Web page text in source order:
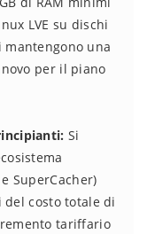
LVE su dischi
una
per il piano
Si
SuperCacher)
del costo totale di
tariffario